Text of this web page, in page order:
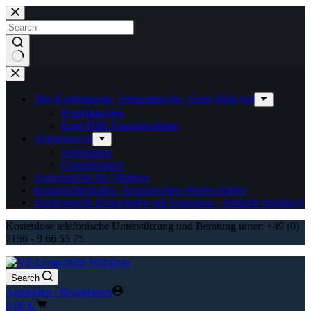
Zum
Inhalt
springen
Keine
Ergebnisse
Trio Kombitasche, Verbandtasche / Erste-Hilfe Set
Kombitaschen
Erste-Hilfe Einzelprodukte
Autoteppiche
Stoffmatten
Gummimatten
Autoteppiche für Oldtimer
Kennzeichenhalter / Kennzeichen-Werbeschilder
Elektronische Parkscheibe mit Zulassung – Parkuhr elektrisch
Kostenlose telefonische Unterstützung und Beratung unter: +49 (0)
7156 - 9 66 55 75
Search
Anmelden / Registrieren
Warenkorb
0,00 €